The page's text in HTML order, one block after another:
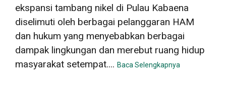
ekspansi tambang nikel di Pulau Kabaena
diselimuti oleh berbagai pelanggaran HAM
dan hukum yang menyebabkan berbagai
dampak lingkungan dan merebut ruang hidup
masyarakat setempat.... Baca Selengkapnya